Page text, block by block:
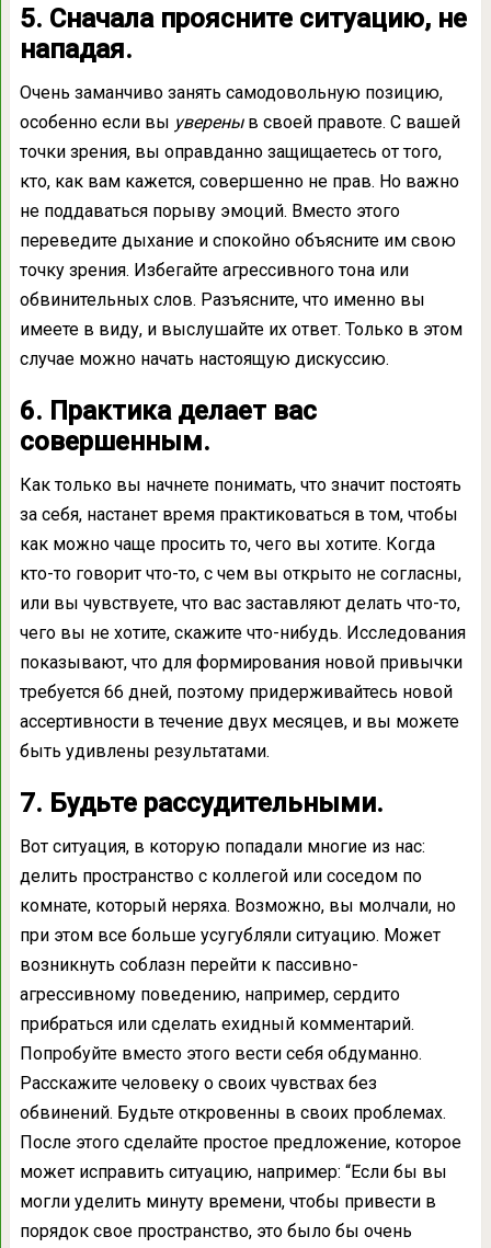
5. Сначала проясните ситуацию, не
нападая.
Очень заманчиво занять самодовольную позицию,
особенно если вы увереныв своей правоте. С вашей
точки зрения, вы оправданно защищаетесь от того,
кто, как вам кажется, совершенно не прав. Но важно
не поддаваться порыву эмоций. Вместо этого
переведите дыхание и спокойно объясните им свою
точку зрения. Избегайте агрессивного тона или
обвинительных слов. Разъясните, что именно вы
имеете в виду, и выслушайте их ответ. Только в этом
случае можно начать настоящую дискуссию.
6. Практика делает вас
совершенным.
Как только вы начнете понимать, что значит постоять
за себя, настанет время практиковаться в том, чтобы
как можно чаще просить то, чего вы хотите. Когда
кто-то говорит что-то, с чем вы открыто не согласны,
или вы чувствуете, что вас заставляют делать что-то,
чего вы не хотите, скажите что-нибудь. Исследования
показывают, что для формирования новой привычки
требуется 66 дней, поэтому придерживайтесь новой
ассертивности в течение двух месяцев, и вы можете
быть удивлены результатами.
7. Будьте рассудительными.
Вот ситуация, в которую попадали многие из нас:
делить пространство с коллегой или соседом по
комнате, который неряха. Возможно, вы молчали, но
при этом все больше усугубляли ситуацию. Может
возникнуть соблазн перейти к пассивно-
агрессивному поведению, например, сердито
прибраться или сделать ехидный комментарий.
Попробуйте вместо этого вести себя обдуманно.
Расскажите человеку о своих чувствах без
обвинений. Будьте откровенны в своих проблемах.
После этого сделайте простое предложение, которое
может исправить ситуацию, например: “Если бы вы
могли уделить минуту времени, чтобы привести в
порядок свое пространство, это было бы очень